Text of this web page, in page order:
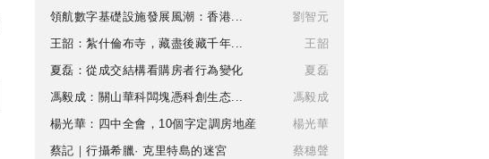
領航數字基礎設施發展風潮：香港...
劉智元
王韶：紮什倫布寺，藏盡後藏千年...
王韶
夏磊：從成交結構看購房者行為變化
夏磊
馮毅成：關山華科闆塊憑科創生态...
馮毅成
楊光華：四中全會，10個字定調房地産
楊光華
蔡記｜行攝希臘· 克里特島的迷宮
蔡穗聲